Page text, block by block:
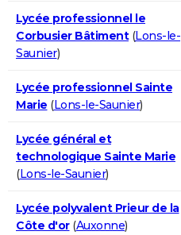
Lycée professionnel le
Corbusier Bâtiment(Lons-le-
Saunier)
Lycée professionnel Sainte
Marie (Lons-le-Saunier)
Lycée général et
technologique Sainte Marie
(Lons-le-Saunier)
Lycée polyvalent Prieur de la
Côte d'or(Auxonne)